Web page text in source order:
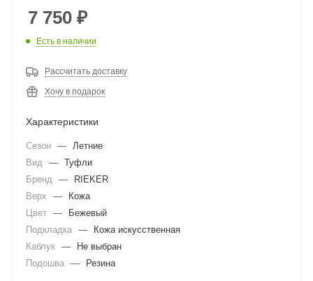
7 750 ₽
Есть в наличии
Рассчитать доставку
Хочу в подарок
Характеристики
Сезон —
Летние
Вид
— Туфли
Бренд
—
RIEKER
Верх
—
Кожа
Цвет —
Бежевый
Подкладка —
Кожа искусственная
Каблук —
Не выбран
Подошва — Резина